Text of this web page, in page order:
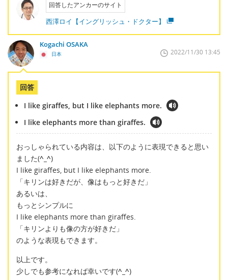
回答したアンカーのサイト
西澤ロイ【イングリッシュ・ドクター】
Kogachi OSAKA
日本 2022/11/30 13:45
回答
I like giraffes, but I like elephants more.
I like elephants more than giraffes.
おっしゃられている内容は、以下のように表現できると思い
ました(^_^)
I like giraffes, but I like elephants more.
「キリンは好きだが、像はもっと好きだ」
あるいは、
もっとシンプルに
I like elephants more than giraffes.
「キリンよりも像の方が好きだ」
のような表現もできます。
以上です。
少しでも参考になれば幸いです(^_^)